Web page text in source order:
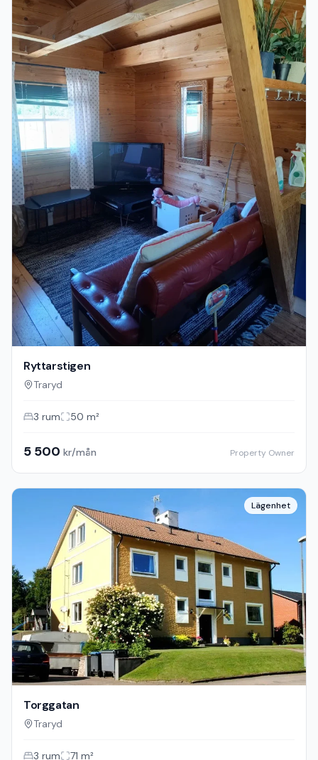
Ryttarstigen
Traryd
3 rum 50 m²
5 500 kr/mån Property Owner
Lägenhet
Torggatan
Traryd
3 rum 71 m²